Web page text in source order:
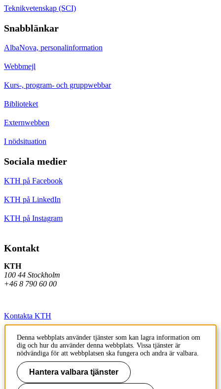
Teknikvetenskap (SCI)
Snabblänkar
AlbaNova, personalinformation
Webbmejl
Kurs-, program- och gruppwebbar
Biblioteket
Externwebben
I nödsituation
Sociala medier
KTH på Facebook
KTH på LinkedIn
KTH på Instagram
Kontakt
KTH
100 44 Stockholm
+46 8 790 60 00
Kontakta KTH
Jobba på KTH
Press och media
Faktura och betalning KTH
Denna webbplats använder tjänster som kan lagra information om
dig och hur du använder denna webbplats. Vissa tjänster är
nödvändiga för att webbplatsen ska fungera och andra är valbara.
Hantera valbara tjänster